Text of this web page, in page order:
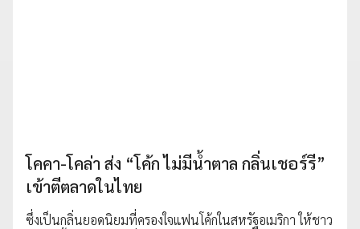
โคคา-โคล่า ส่ง “โค้ก ไม่มีน้ำตาล กลิ่นเชอร์รี”
เข้าตีตลาดในไทย
ซึ่งเป็นกลิ่นยอดนิยมที่ครองใจแฟนโค้กในสหรัฐอเมริกา ให้ชาว